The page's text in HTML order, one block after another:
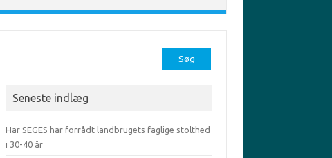
efter:
Seneste indlæg
Har SEGES har forrådt landbrugets faglige stolthed
i 30-40 år